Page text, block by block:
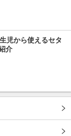
児から使えるセタ
介